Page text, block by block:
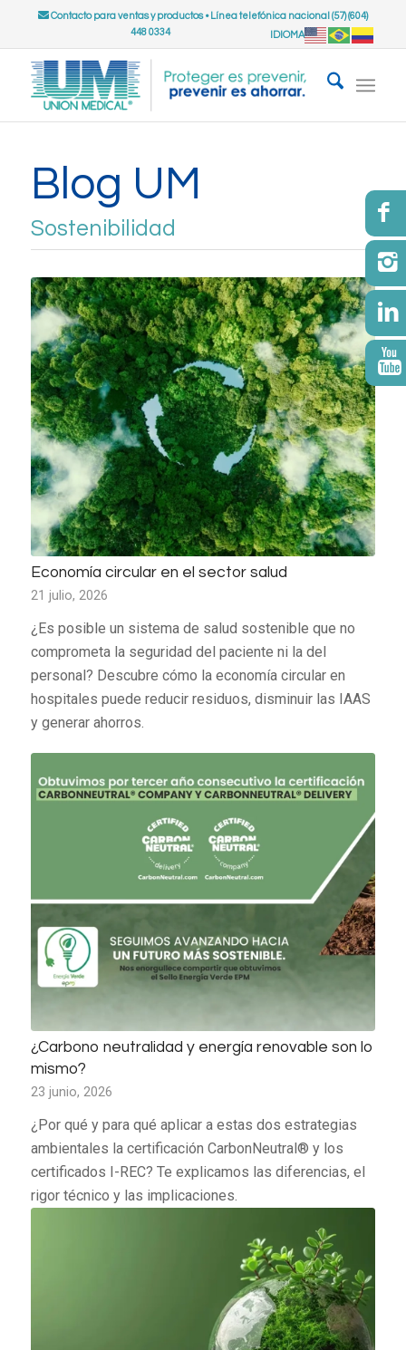
Contacto para ventas y productos• Línea telefónica nacional (57) (604)
448 0334
IDIOMA
Blog UM
Sostenibilidad
Economía circular en el sector salud
21 julio, 2026
¿Es posible un sistema de salud sostenible que no
comprometa la seguridad del paciente ni la del
personal? Descubre cómo la economía circular en
hospitales puede reducir residuos, disminuir las IAAS
y generar ahorros.
¿Carbono neutralidad y energía renovable son lo
mismo?
23 junio, 2026
¿Por qué y para qué aplicar a estas dos estrategias
ambientales la certificación CarbonNeutral® y los
certificados I-REC? Te explicamos las diferencias, el
rigor técnico y las implicaciones.